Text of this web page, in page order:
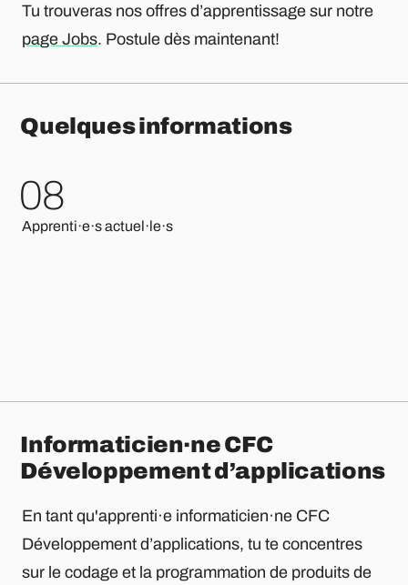
Tu trouveras nos offres d’apprentissage sur notre
page Jobs. Postule dès maintenant!
Quelques informations
08
Apprenti·e·s actuel·le·s
Informaticien·ne CFC
Développement d’applications
En tant qu'apprenti·e informaticien·ne CFC
Développement d’applications, tu te concentres
sur le codage et la programmation de produits de